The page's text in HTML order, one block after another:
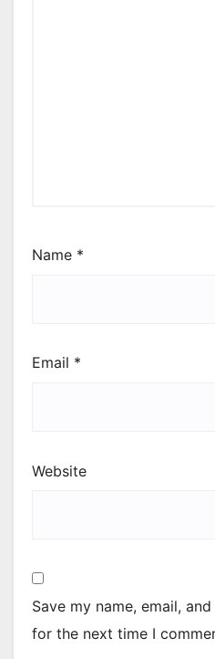
Name *
Email *
Website
Save my name, email,
for the next time I